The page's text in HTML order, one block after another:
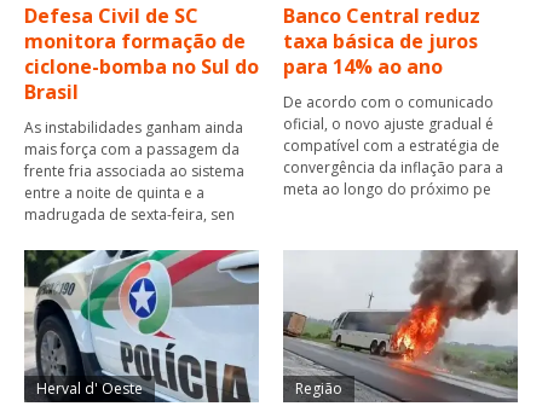
Defesa Civil de SC
monitora formação de
ciclone-bomba no Sul do
Brasil
As instabilidades ganham ainda
mais força com a passagem da
frente fria associada ao sistema
entre a noite de quinta e a
madrugada de sexta-feira, sen
Banco Central reduz
taxa básica de juros
para 14% ao ano
De acordo com o comunicado
oficial, o novo ajuste gradual é
compatível com a estratégia de
convergência da inflação para a
meta ao longo do próximo pe
Herval d' Oeste Região